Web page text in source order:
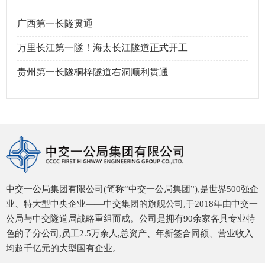
广西第一长隧贯通
万里长江第一隧！海太长江隧道正式开工
贵州第一长隧桐梓隧道右洞顺利贯通
中交一公局集团有限公司(简称“中交一公局集团”),是世界500强企
业、特大型中央企业——中交集团的旗舰公司,于2018年由中交一
公局与中交隧道局战略重组而成。公司是拥有90余家各具专业特
色的子分公司,员工2.5万余人,总资产、年新签合同额、营业收入
均超千亿元的大型国有企业。